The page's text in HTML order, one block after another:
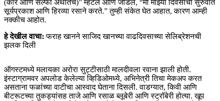
(कार आणि सेल्फी अर्थातच)” म्हटले आणि जोडले, “मी माझ्या दिवसाची सुरुवात
सूर्यप्रकाश आणि हिरव्या रसाने करते.” तुम्ही संकेत घेत आहात, कारण आम्ही
नक्कीच आहोत.
हे देखील वाचा: फराह खानने साजिद खानच्या वाढदिवसाच्या सेलिब्रेशनची
झलक दिली
ऑगस्टमध्ये मलायका अरोरा सुट्टीसाठी मालदीवला रवाना झाली होती.
इंस्टाग्रामवर अपलोड केलेल्या व्हिडिओमध्ये, अभिनेत्री तिचा मेकअप करत
असताना फळांच्या वाटीचा आस्वाद घेताना दिसली. वाडग्यात, किवी आणि
बीटरूटच्या तुकड्यांसह ताजे आणि रसाळ ब्लूबेरी आणि स्ट्रॉबेरी होत्या. खूप